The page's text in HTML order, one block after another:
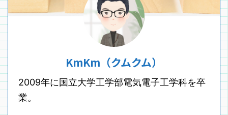
KmKm（クムクム）
2009年に国立大学工学部電気電子工学科を卒
業。